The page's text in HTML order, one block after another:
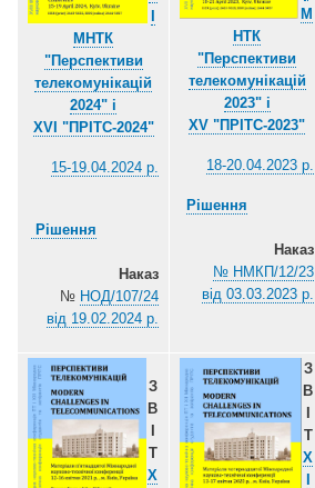
МНТК
"Перспективи
телекомунікацій
2024" і
ХVІ "ПРІТС-2024"
15-19.04.2024 р.
Рішення
Наказ
№ НОД/107/24
від 19.02.2024 р.
М
НТК
"Перспективи
телекомунікацій
2023" і
ХV "ПРІТС-2023"
18-20.04.2023 р.
Рішення
Наказ
№ НМКП/12/23
від 03.03.2023 р.
З
В
Т
X
З
В
Т
X